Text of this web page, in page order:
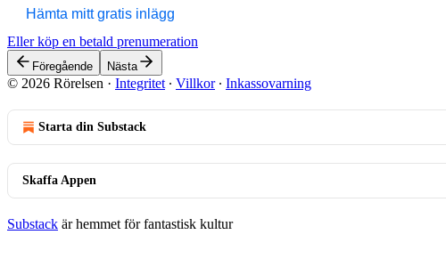
Hämta mitt gratis inlägg
Eller köp en betald prenumeration
Föregående Nästa
© 2026 Rörelsen · Integritet ∙ Villkor∙ Inkassovarning
Starta din Substack
Skaffa Appen
Substack är hemmet för fantastisk kultur